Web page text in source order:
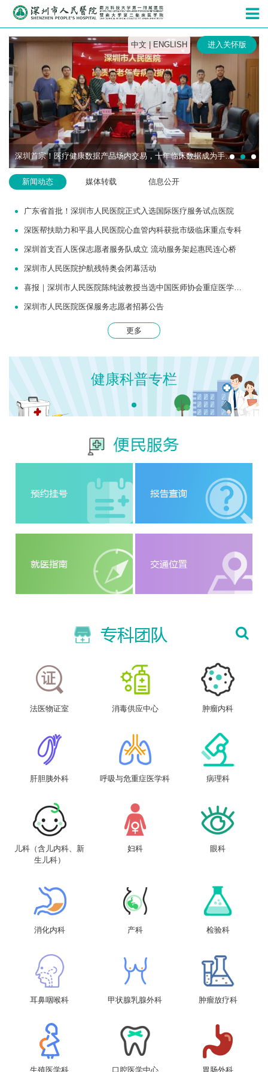
深圳市人民
中文 ENGLISH 进入关怀版
深圳首宗！医疗健康数据产品场内交易，十年临床数据成为手术机器人研发“燃料”
新闻动态 媒体转载 信息公开
广东省首批！深圳市人民医院正式入选国际医疗服务试点医院
深医帮扶助力和平县人民医院心血管内科获批市级临床重点专科
深圳首支百人医保志愿者服务队成立 流动服务架起惠民连心桥
深圳市人民医院护航残特奥会闭幕活动
喜报｜深圳市人民医院陈纯波教授当选中国医师协会重症医学医师分会常务委员
深圳市人民医院医保服务志愿者招募公告
更多
健康科普专栏
法医物证室 消毒供应中心 肿瘤内科
肝胆胰外科 呼吸与危重症医学科 病理科
儿科（含儿内科、新
生儿科）
妇科 眼科
消化内科 产科 检验科
耳鼻咽喉科 甲状腺乳腺外科 肿瘤放疗科
生殖医学科 口腔医学中心 胃肠外科